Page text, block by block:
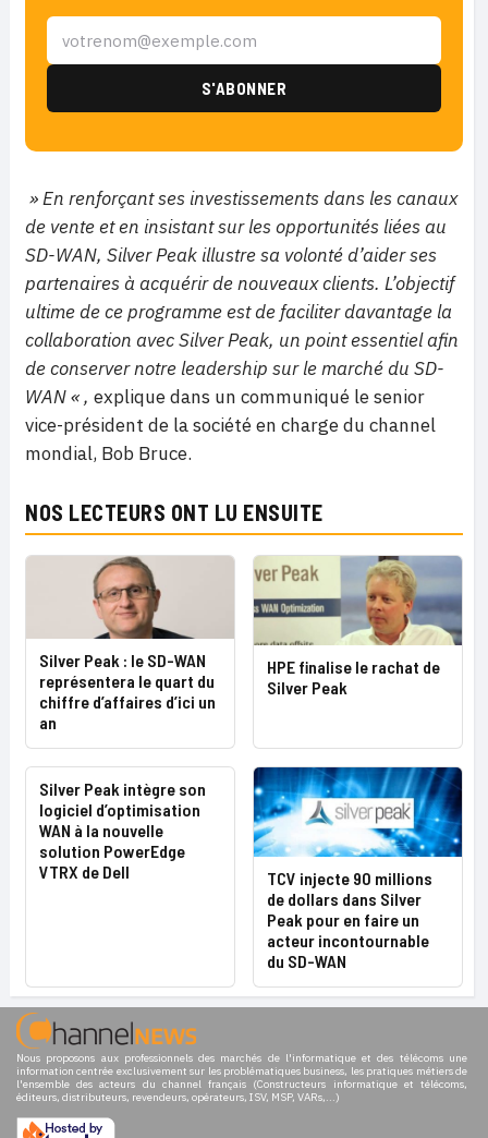
»En renforçant ses investissements dans les canaux
de vente et en insistant sur les opportunités liées au
SD-WAN, Silver Peak illustre sa volonté d’aider ses
partenaires à acquérir de nouveaux clients. L’objectif
ultime de ce programme est de faciliter davantage la
collaboration avec Silver Peak, un point essentiel afin
de conserver notre leadership sur le marché du SD-
WAN« , explique dans un communiqué le senior
vice-président de la société en charge du channel
mondial, Bob Bruce.
NOS LECTEURS ONT LU ENSUITE
Silver Peak : le SD-WAN
représentera le quart du
chiffre d’affaires d’ici un
an
HPE finalise le rachat de
Silver Peak
Silver Peak intègre son
logiciel d’optimisation
WAN à la nouvelle
solution PowerEdge
VTRX de Dell
TCV injecte 90 millions
de dollars dans Silver
Peak pour en faire un
acteur incontournable
du SD-WAN
Nous proposons aux professionnels des marchés de l'informatique et des télécoms une
information centrée exclusivement sur les problématiques business, les pratiques métiers de
l'ensemble des acteurs du channel français (Constructeurs informatique et télécoms,
éditeurs, distributeurs, revendeurs, opérateurs, ISV, MSP, VARs,...)